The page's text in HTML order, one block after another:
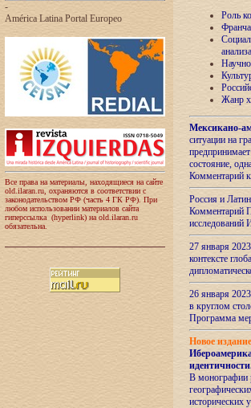
-
América Latina Portal Europeo
Все права на материалы, находящиеся на сайте
old.ilaran.ru, охраняются в соответствии с
законодательством РФ (часть 4 ГК РФ). При
любом использовании материалов сайта
гиперссылка (hyperlink) на old.ilaran.ru
обязательна.
Роль
анализа
Жанр
Мексикано-
ситуации на
состояние,
Комментарий
Россия и
Комментарий
27 января
контексте
26 января
в круглом
Программа
Новое
идентичности
В монографии
исторических